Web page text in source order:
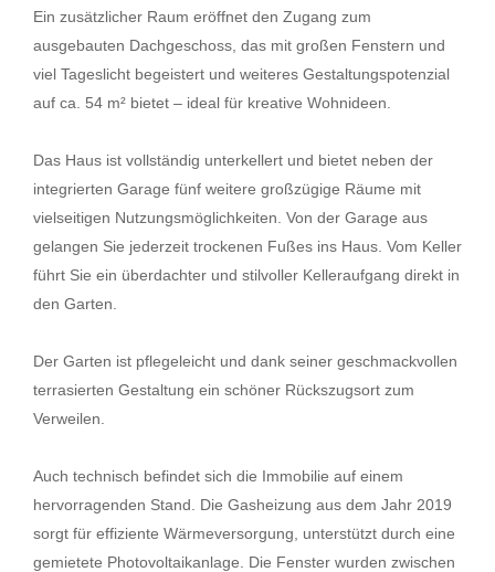
Ein zusätzlicher Raum eröffnet den Zugang zum
ausgebauten Dachgeschoss, das mit großen Fenstern und
viel Tageslicht begeistert und weiteres Gestaltungspotenzial
auf ca. 54 m² bietet – ideal für kreative Wohnideen.
Das Haus ist vollständig unterkellert und bietet neben der
integrierten Garage fünf weitere großzügige Räume mit
vielseitigen Nutzungsmöglichkeiten. Von der Garage aus
gelangen Sie jederzeit trockenen Fußes ins Haus. Vom Keller
führt Sie ein überdachter und stilvoller Kelleraufgang direkt in
den Garten.
Der Garten ist pflegeleicht und dank seiner geschmackvollen
terrasierten Gestaltung ein schöner Rückszugsort zum
Verweilen.
Auch technisch befindet sich die Immobilie auf einem
hervorragenden Stand. Die Gasheizung aus dem Jahr 2019
sorgt für effiziente Wärmeversorgung, unterstützt durch eine
gemietete Photovoltaikanlage. Die Fenster wurden zwischen